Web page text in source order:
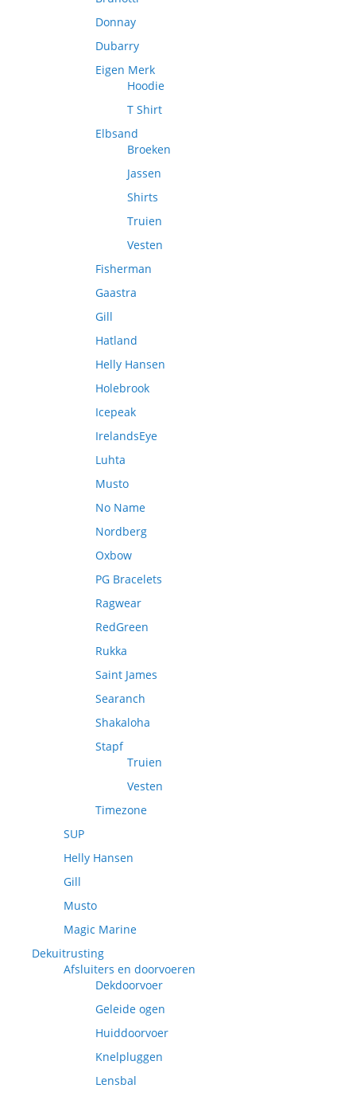
Donnay
Dubarry
Eigen Merk
Hoodie
T Shirt
Elbsand
Broeken
Jassen
Shirts
Truien
Vesten
Fisherman
Gaastra
Gill
Hatland
Helly Hansen
Holebrook
Icepeak
IrelandsEye
Luhta
Musto
No Name
Nordberg
Oxbow
PG Bracelets
Ragwear
RedGreen
Rukka
Saint James
Searanch
Shakaloha
Stapf
Truien
Vesten
Timezone
SUP
Helly Hansen
Gill
Musto
Magic Marine
Dekuitrusting
Afsluiters en doorvoeren
Dekdoorvoer
Geleide ogen
Huiddoorvoer
Knelpluggen
Lensbal